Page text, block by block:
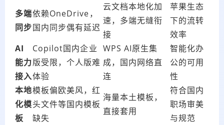
多端
同步
依赖OneDrive，
国内同步偶有延迟
云文档本地化加
速，多端无缝衔
接
苹果生态
下的流转
效率
AI
能力
接入
Copilot国内企业
版受限，个人版难
体验
WPS AI原生集
成，国内网络直
连
智能化办
公的可用
性
本地
化模
板
模板偏欧美风，红
头文件等国内模板
缺失
海量本土模板，
直接套用
符合国内
职场审美
与规范